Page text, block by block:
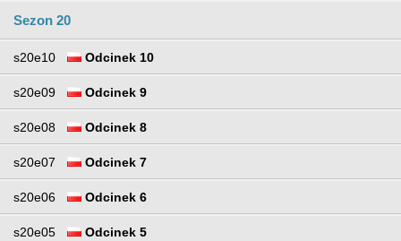
Sezon 20
s20e10 Odcinek 10
s20e09 Odcinek 9
s20e08 Odcinek 8
s20e07 Odcinek 7
s20e06 Odcinek 6
s20e05 Odcinek 5